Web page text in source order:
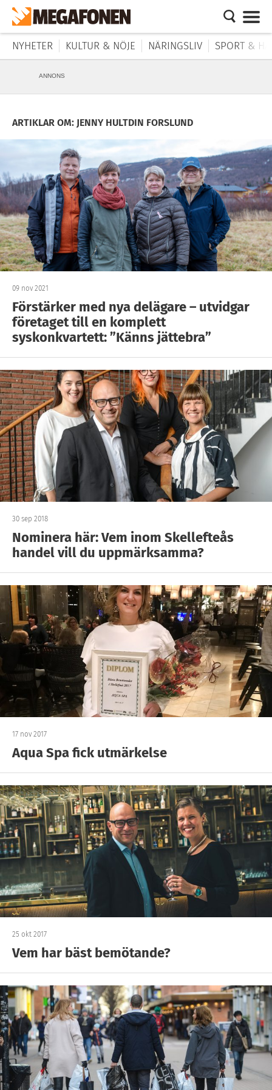
NYHETER KULTUR & NÖJE NÄRINGSLIV SPORT &
ANNONS
ARTIKLAR OM: JENNY HULTDIN FORSLUND
09 nov 2021
Förstärker med nya delägare – utvidgar
företaget till en komplett
syskonkvartett: ”Känns jättebra”
30 sep 2018
Nominera här: Vem inom Skellefteås
handel vill du uppmärksamma?
17 nov 2017
Aqua Spa fick utmärkelse
25 okt 2017
Vem har bäst bemötande?